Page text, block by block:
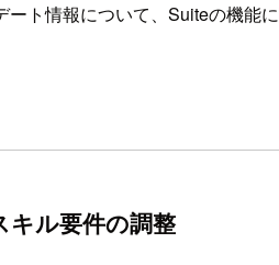
ト情報について、Suiteの機能
ル要件の調整